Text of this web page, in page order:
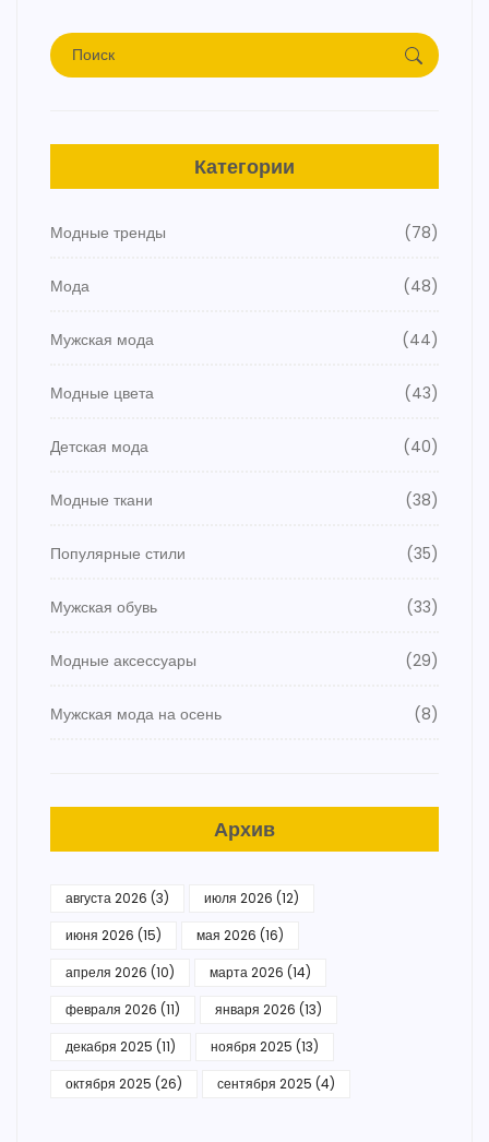
Категории
Модные тренды (78)
Мода (48)
Мужская мода (44)
Модные цвета (43)
Детская мода (40)
Модные ткани (38)
Популярные стили (35)
Мужская обувь (33)
Модные аксессуары (29)
Мужская мода на осень (8)
Архив
августа 2026 (3) июля 2026 (12)
июня 2026 (15) мая 2026 (16)
апреля 2026 (10) марта 2026 (14)
февраля 2026 (11) января 2026 (13)
декабря 2025 (11) ноября 2025 (13)
октября 2025 (26) сентября 2025 (4)